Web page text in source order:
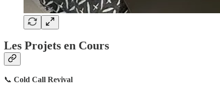
Les Projets en Cours
📞 Cold Call Revival